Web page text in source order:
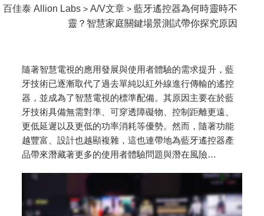
百佳泰 Allion Labs >A/V文章 > 藍牙遙控器為何時靈時不
靈？智慧家庭關鍵場景測試帶你探究原因
隨著智慧電視的應用發展與使用者體驗的需求提升，藍
牙技術已逐漸取代了過去單純以紅外線進行傳輸的遙控
器，並成為了智慧電視的標準配備。其原因主要在於藍
牙技術具備無需對準、可穿透障礙物、控制距離更遠、
更低延遲以及更低的功率消耗等優勢。然而，隨著功能
越豐富、設計也越顯複雜，這也連帶地為藍牙遙控器產
品帶來潛藏著更多的使用者體驗問題與潛在風險…